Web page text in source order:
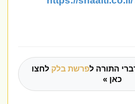
התורה לפרשת בלקלחצו
כאן »